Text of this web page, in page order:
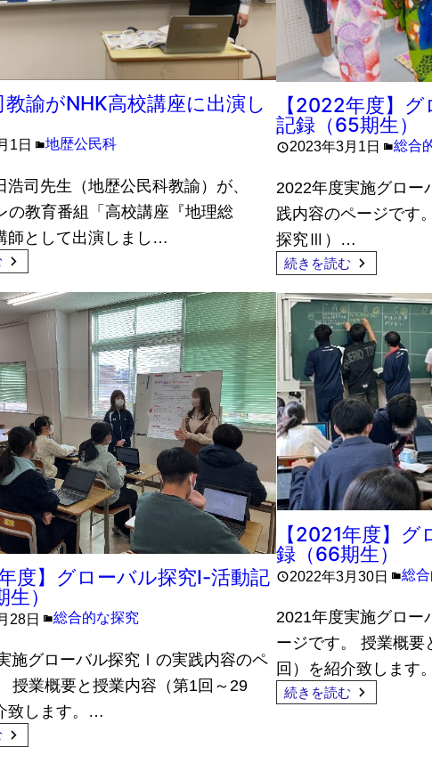
教諭がNHK高校講座に出演し
1日 地歴公民科
浩司先生（地歴公民科教諭）が、
の教育番組「高校講座『地理総
師として出演しまし…
【2022年度】
記録（65期生）
2023年3月1日 総合
2022年度実施グロ
践内容のページです
探究Ⅲ）…
続きを読む
度】グローバル探究Ⅰ-活動記
）
28日 総合的な探究
施グローバル探究Ⅰの実践内容のペ
授業概要と授業内容（第1回～29
致します。…
【2021年度】
録（66期生）
2022年3月30日 総
2021年度実施グロ
ージです。 授業概要
回）を紹介致します
続きを読む